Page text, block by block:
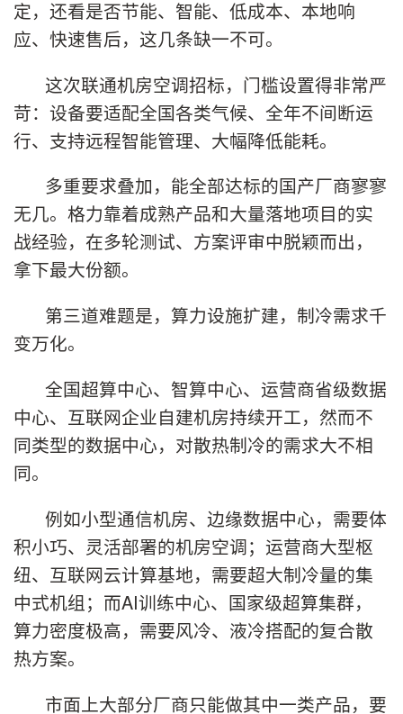
定，还看是否节能、智能、低成本、本地响
应、快速售后，这几条缺一不可。
这次联通机房空调招标，门槛设置得非常严
苛：设备要适配全国各类气候、全年不间断运
行、支持远程智能管理、大幅降低能耗。
多重要求叠加，能全部达标的国产厂商寥寥
无几。格力靠着成熟产品和大量落地项目的实
战经验，在多轮测试、方案评审中脱颖而出，
拿下最大份额。
第三道难题是，算力设施扩建，制冷需求千
变万化。
全国超算中心、智算中心、运营商省级数据
中心、互联网企业自建机房持续开工，然而不
同类型的数据中心，对散热制冷的需求大不相
同。
例如小型通信机房、边缘数据中心，需要体
积小巧、灵活部署的机房空调；运营商大型枢
纽、互联网云计算基地，需要超大制冷量的集
中式机组；而AI训练中心、国家级超算集群，
算力密度极高，需要风冷、液冷搭配的复合散
热方案。
市面上大部分厂商只能做其中一类产品，要